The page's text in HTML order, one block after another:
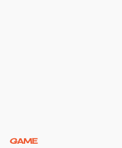
GAME